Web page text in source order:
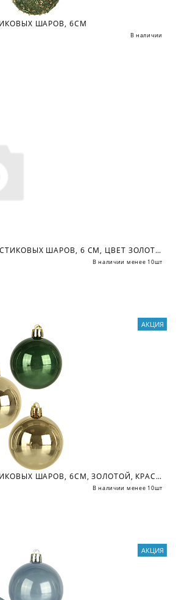
ШАРОВ, 6СМ
В наличии
НАБОР ИЗ 8-МИ ПЛАСТИКОВЫХ ШАРОВ, 6 СМ, ЦВЕТ ЗОЛОТОЙ
В наличии менее 10шт
Н-Р ИЗ 24-ТИ ПЛАСТИКОВЫХ ШАРОВ, 6СМ, ЗОЛОТОЙ, КРАСНЫЙ, ЗЕЛЕНЫЙ
В наличии менее 10шт
АКЦИЯ
АКЦИЯ